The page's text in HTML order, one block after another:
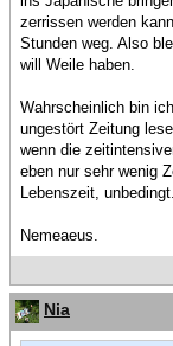
zerrissen werden
Stunden weg. Also
will Weile haben.
Wahrscheinlich bin
ungestört Zeitung
wenn die
eben nur sehr wenig
Lebenszeit,
Nemeaeus.
Nia